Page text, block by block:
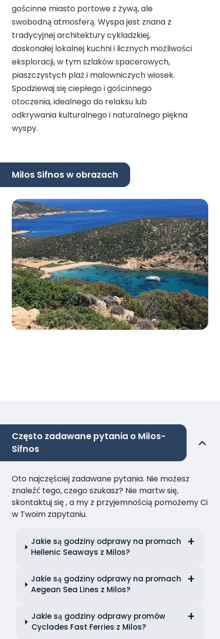
gościnne miasto portowe z żywą, ale
swobodną atmosferą. Wyspa jest znana z
tradycyjnej architektury cykladzkiej,
doskonałej lokalnej kuchni i licznych możliwości
eksploracji, w tym szlaków spacerowych,
piaszczystych plaż i malowniczych wiosek.
Spodziewaj się ciepłego i gościnnego
otoczenia, idealnego do relaksu lub
odkrywania kulturalnego i naturalnego piękna
wyspy.
Milos Sifnos w obrazach
Często zadawane pytania o Milos-
Sifnos
Oto najczęściej zadawane pytania. Nie możesz
znaleźć tego, czego szukasz? Nie martw się,
skontaktuj się , a my z przyjemnością pomożemy Ci
w Twoim zapytaniu.
Jakie są godziny odprawy na promach
Hellenic Seaways z Milos?
Jakie są godziny odprawy na promach
Aegean Sea Lines z Milos?
Jakie są godziny odprawy promów
Cyclades Fast Ferries z Milos?